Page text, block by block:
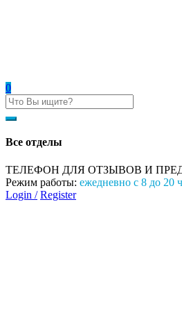
0
Все отделы
ТЕЛЕФОН ДЛЯ ОТЗЫВОВ И
Режим работы: ежедневно с 8 до 20
Login / Register